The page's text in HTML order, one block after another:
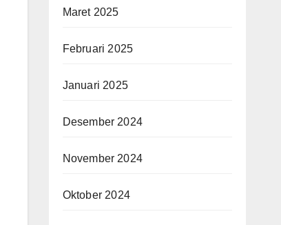
Maret 2025
Februari 2025
Januari 2025
Desember 2024
November 2024
Oktober 2024